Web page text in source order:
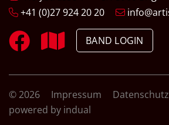
+41 (0)27 924 20 20
BAND LOGIN
© 2026 Impressum
Datenschutz
powered by indual